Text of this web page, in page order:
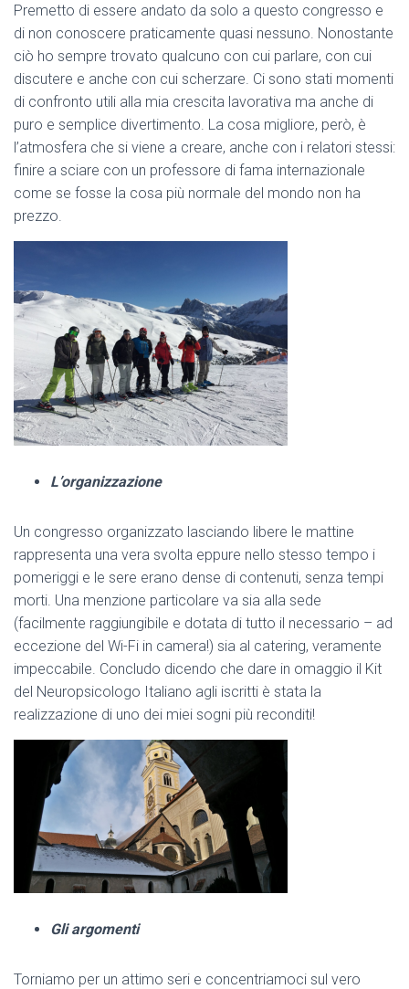
Premetto di essere andato da solo a questo congresso e
di non conoscere praticamente quasi nessuno. Nonostante
ciò ho sempre trovato qualcuno con cui parlare, con cui
discutere e anche con cui scherzare. Ci sono stati momenti
di confronto utili alla mia crescita lavorativa ma anche di
puro e semplice divertimento. La cosa migliore, però, è
l’atmosfera che si viene a creare, anche con i relatori stessi:
finire a sciare con un professore di fama internazionale
come se fosse la cosa più normale del mondo non ha
prezzo.
L’organizzazione
Un congresso organizzato lasciando libere le mattine
rappresenta una vera svolta eppure nello stesso tempo i
pomeriggi e le sere erano dense di contenuti, senza tempi
morti. Una menzione particolare va sia alla sede
(facilmente raggiungibile e dotata di tutto il necessario – ad
eccezione del Wi-Fi in camera!) sia al catering, veramente
impeccabile. Concludo dicendo che dare in omaggio il Kit
del Neuropsicologo Italiano agli iscritti è stata la
realizzazione di uno dei miei sogni più reconditi!
Gli argomenti
Torniamo per un attimo seri e concentriamoci sul vero